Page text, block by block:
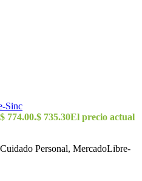
Sinc
774.00.$ 735.30El precio actual
Personal, MercadoLibre-